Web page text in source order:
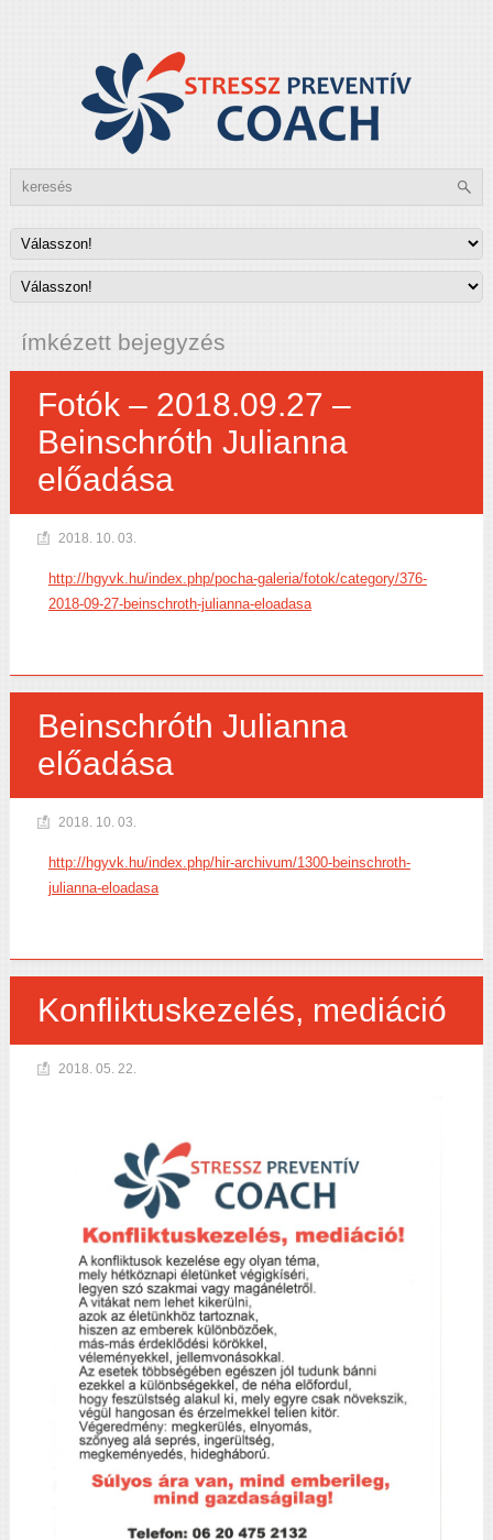
ímkézett bejegyzés
Fotók – 2018.09.27 –
Beinschróth Julianna
előadása
2018. 10. 03.
http://hgyvk.hu/index.php/pocha-galeria/fotok/category/376-
2018-09-27-beinschroth-julianna-eloadasa
Beinschróth Julianna
előadása
2018. 10. 03.
http://hgyvk.hu/index.php/hir-archivum/1300-beinschroth-
julianna-eloadasa
Konfliktuskezelés, mediáció
2018. 05. 22.